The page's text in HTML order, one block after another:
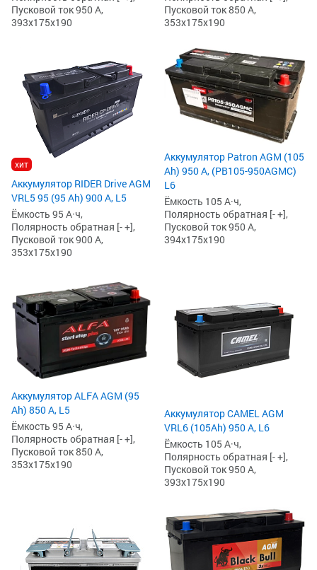
Пусковой ток 950 А,
393x175x190
Пусковой ток 850 А,
353x175x190
хит
Аккумулятор RIDER Drive AGM
VRL5 95 (95 Ah) 900 А, L5
Ёмкость 95 А·ч,
Полярность обратная [- +],
Пусковой ток 900 А,
353x175x190
Аккумулятор Patron AGM (105
Ah) 950 А, (PB105-950AGMC)
L6
Ёмкость 105 А·ч,
Полярность обратная [- +],
Пусковой ток 950 А,
394x175x190
Аккумулятор ALFA AGM (95
Ah) 850 А, L5
Ёмкость 95 А·ч,
Полярность обратная [- +],
Пусковой ток 850 А,
353x175x190
Аккумулятор CAMEL AGM
VRL6 (105Ah) 950 А, L6
Ёмкость 105 А·ч,
Полярность обратная [- +],
Пусковой ток 950 А,
393x175x190